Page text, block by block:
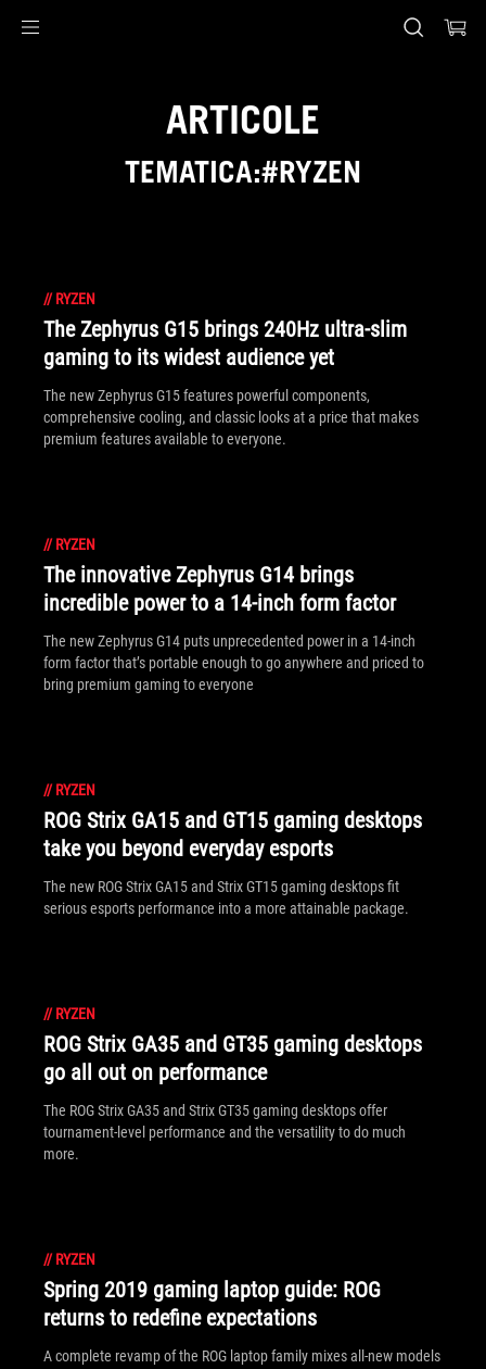
ARTICOLE
TEMATICA:#RYZEN
// RYZEN
The Zephyrus G15 brings 240Hz ultra-slim
gaming to its widest audience yet
The new Zephyrus G15 features powerful components,
comprehensive cooling, and classic looks at a price that makes
premium features available to everyone.
// RYZEN
The innovative Zephyrus G14 brings
incredible power to a 14-inch form factor
The new Zephyrus G14 puts unprecedented power in a 14-inch
form factor that’s portable enough to go anywhere and priced to
bring premium gaming to everyone
// RYZEN
ROG Strix GA15 and GT15 gaming desktops
take you beyond everyday esports
The new ROG Strix GA15 and Strix GT15 gaming desktops fit
serious esports performance into a more attainable package.
// RYZEN
ROG Strix GA35 and GT35 gaming desktops
go all out on performance
The ROG Strix GA35 and Strix GT35 gaming desktops offer
tournament-level performance and the versatility to do much
more.
// RYZEN
Spring 2019 gaming laptop guide: ROG
returns to redefine expectations
A complete revamp of the ROG laptop family mixes all-new models